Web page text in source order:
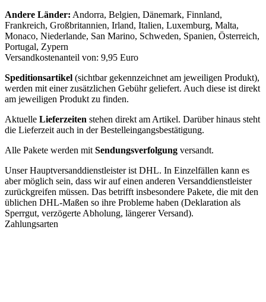
Andere Länder: Andorra, Belgien, Dänemark, Finnland,
Frankreich, Großbritannien, Irland, Italien, Luxemburg, Malta,
Monaco, Niederlande, San Marino, Schweden, Spanien, Österreich,
Portugal, Zypern
Versandkostenanteil von: 9,95 Euro
Speditionsartikel (sichtbar gekennzeichnet am jeweiligen Produkt),
werden mit einer zusätzlichen Gebühr geliefert. Auch diese ist direkt
am jeweiligen Produkt zu finden.
Aktuelle Lieferzeiten stehen direkt am Artikel. Darüber hinaus steht
die Lieferzeit auch in der Bestelleingangsbestätigung.
Alle Pakete werden mit Sendungsverfolgung versandt.
Unser Hauptversanddienstleister ist DHL. In Einzelfällen kann es
aber möglich sein, dass wir auf einen anderen Versanddienstleister
zurückgreifen müssen. Das betrifft insbesondere Pakete, die mit den
üblichen DHL-Maßen so ihre Probleme haben (Deklaration als
Sperrgut, verzögerte Abholung, längerer Versand).
Zahlungsarten